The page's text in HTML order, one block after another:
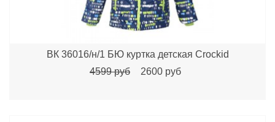
ВК 36016/н/1 БЮ куртка детская Crockid
4599 руб
2600 руб